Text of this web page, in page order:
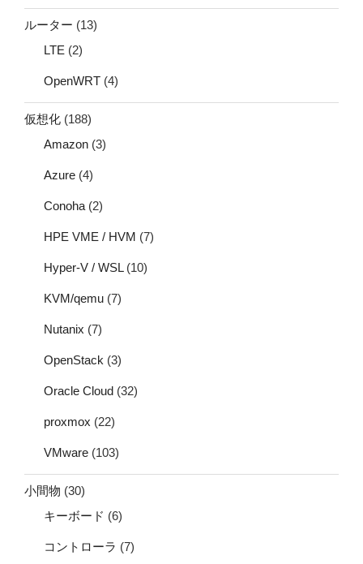
ルーター (13)
LTE (2)
OpenWRT (4)
仮想化 (188)
Amazon (3)
Azure (4)
Conoha (2)
HPE VME / HVM (7)
Hyper-V / WSL(10)
KVM/qemu (7)
Nutanix (7)
OpenStack (3)
Oracle Cloud (32)
proxmox (22)
VMware (103)
小間物 (30)
キーボード (6)
コントローラ (7)